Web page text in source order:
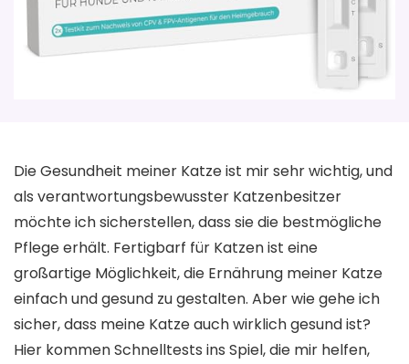
Die Gesundheit meiner Katze ist mir sehr wichtig, und
als verantwortungsbewusster Katzenbesitzer
möchte ich sicherstellen, dass sie die bestmögliche
Pflege erhält. Fertigbarf für Katzen ist eine
großartige Möglichkeit, die Ernährung meiner Katze
einfach und gesund zu gestalten. Aber wie gehe ich
sicher, dass meine Katze auch wirklich gesund ist?
Hier kommen Schnelltests ins Spiel, die mir helfen,